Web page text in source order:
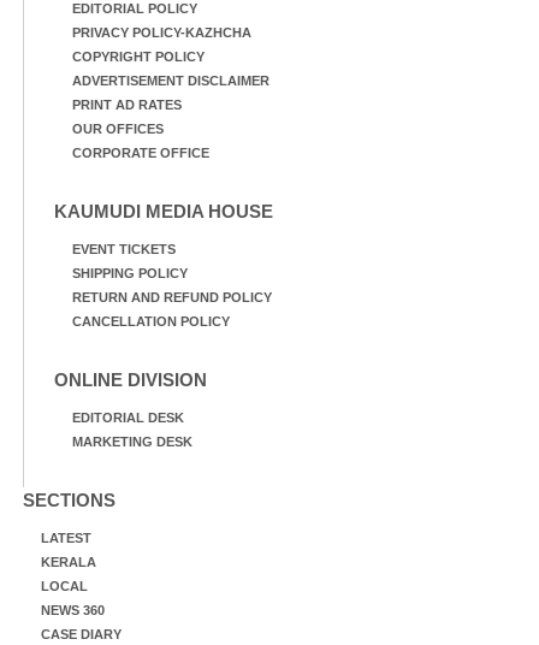
EDITORIAL POLICY
PRIVACY POLICY-KAZHCHA
COPYRIGHT POLICY
ADVERTISEMENT DISCLAIMER
PRINT AD RATES
OUR OFFICES
CORPORATE OFFICE
KAUMUDI MEDIA HOUSE
EVENT TICKETS
SHIPPING POLICY
RETURN AND REFUND POLICY
CANCELLATION POLICY
ONLINE DIVISION
EDITORIAL DESK
MARKETING DESK
SECTIONS
LATEST
KERALA
LOCAL
NEWS 360
CASE DIARY